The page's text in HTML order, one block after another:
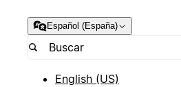
Español (España)
English (US)